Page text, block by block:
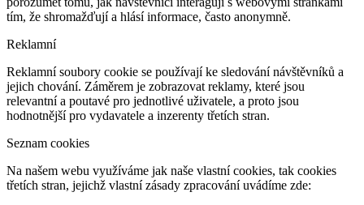
tím, že shromažďují a hlásí informace, často anonymně.
Reklamní
Reklamní soubory cookie se používají ke sledování návštěvníků a
jejich chování. Záměrem je zobrazovat reklamy, které jsou
relevantní a poutavé pro jednotlivé uživatele, a proto jsou
hodnotnější pro vydavatele a inzerenty třetích stran.
Seznam cookies
Na našem webu využíváme jak naše vlastní cookies, tak cookies
třetích stran, jejichž vlastní zásady zpracování uvádíme zde: